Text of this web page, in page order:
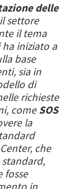
delle
settore
il tema
iniziato a
base
sia in
di
richieste
comeSOS
la
che
fosse
in